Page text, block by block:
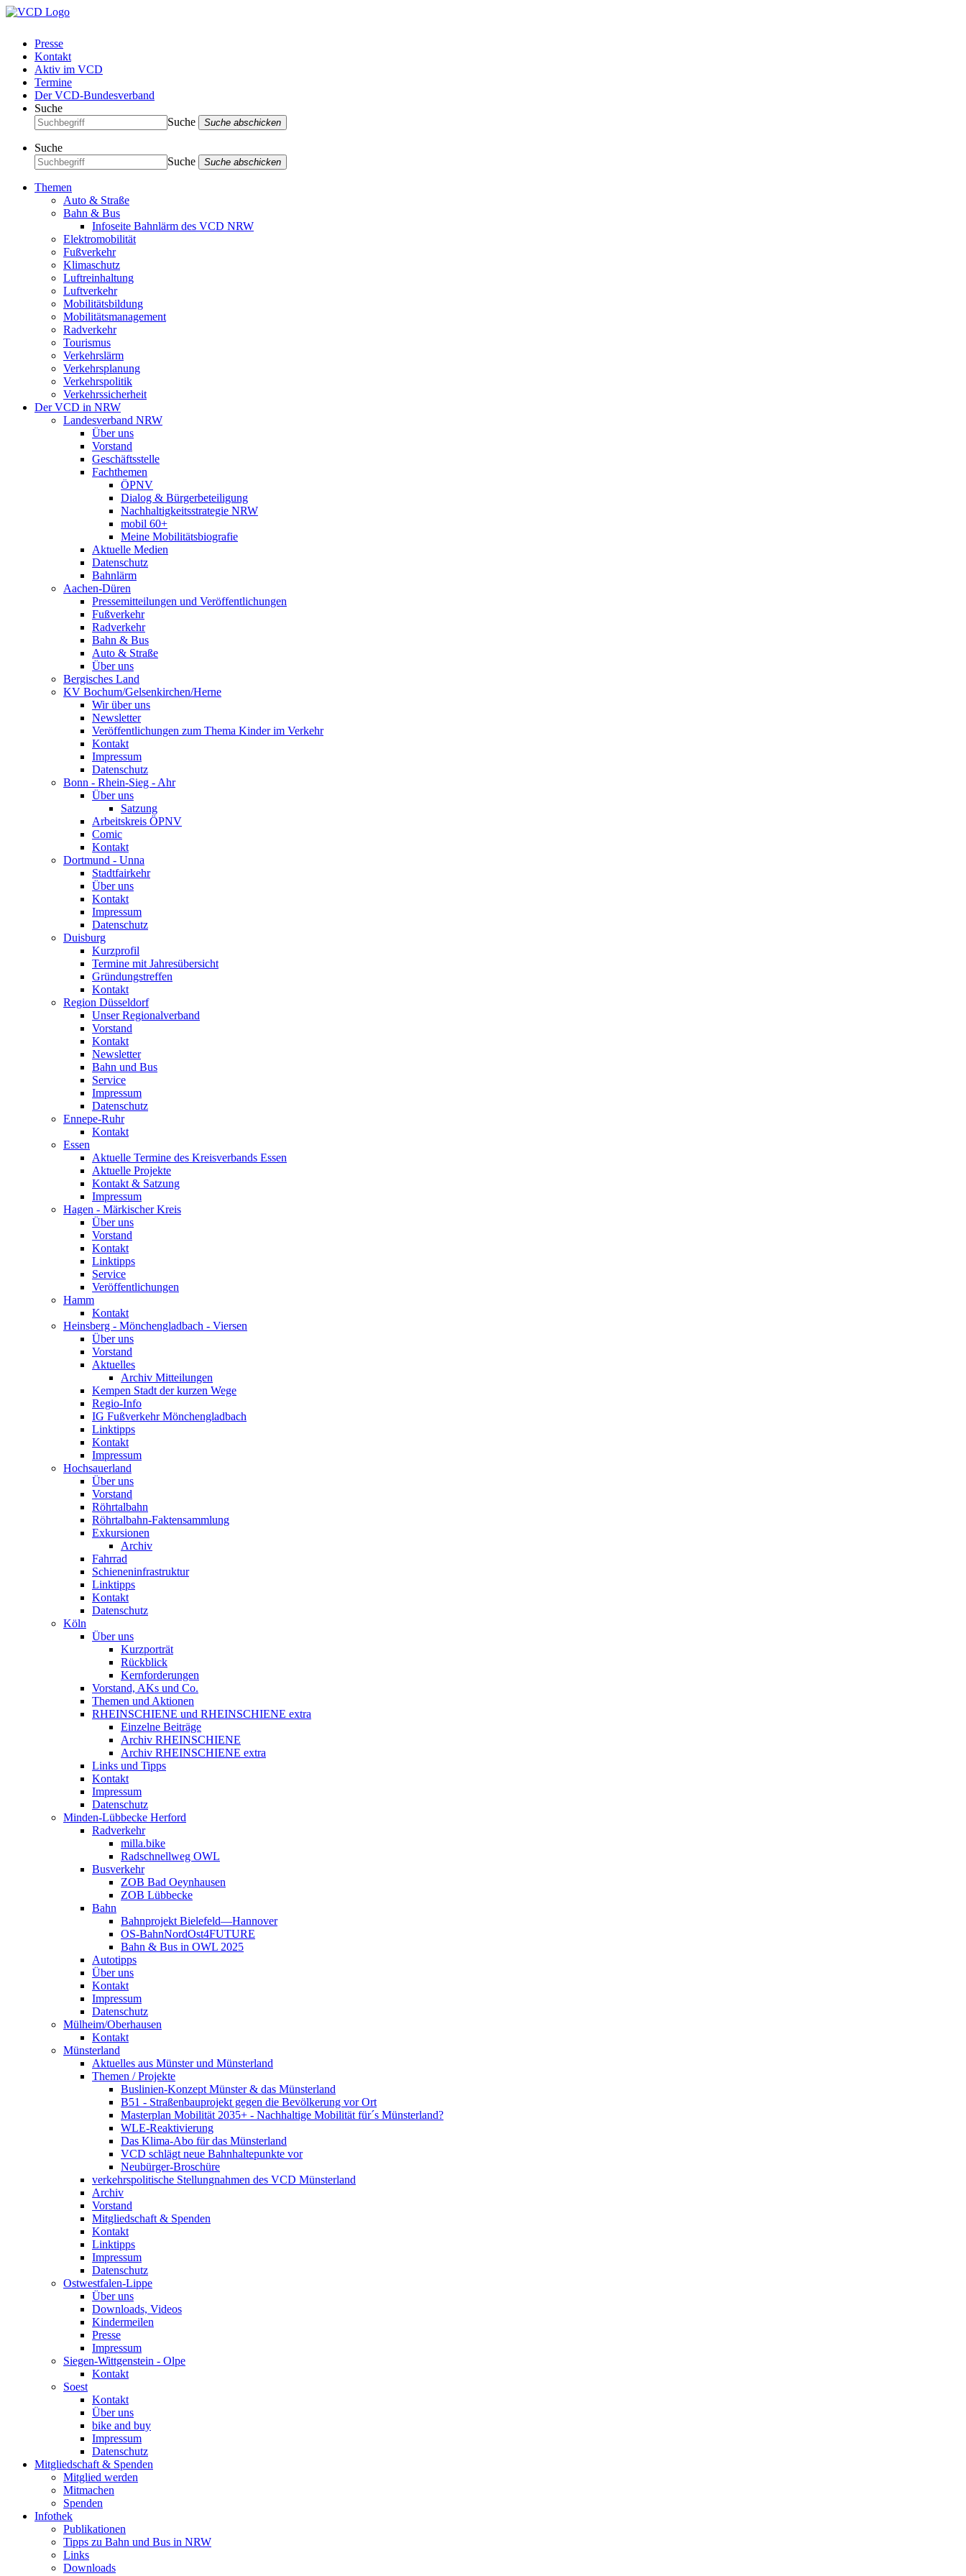
Presse
Kontakt
Aktiv im VCD
Termine
Der VCD-Bundesverband
Suche
Suche
Suche abschicken
Suche
Suche
Suche abschicken
Themen
Auto & Straße
Bahn & Bus
Infoseite Bahnlärm des VCD NRW
Elektromobilität
Fußverkehr
Klimaschutz
Luftreinhaltung
Luftverkehr
Mobilitätsbildung
Mobilitätsmanagement
Radverkehr
Tourismus
Verkehrslärm
Verkehrsplanung
Verkehrspolitik
Verkehrssicherheit
Der VCD in NRW
Landesverband NRW
Über uns
Vorstand
Geschäftsstelle
Fachthemen
ÖPNV
Dialog & Bürgerbeteiligung
Nachhaltigkeitsstrategie NRW
mobil 60+
Meine Mobilitätsbiografie
Aktuelle Medien
Datenschutz
Bahnlärm
Aachen-Düren
Pressemitteilungen und Veröffentlichungen
Fußverkehr
Radverkehr
Bahn & Bus
Auto & Straße
Über uns
Bergisches Land
KV Bochum/Gelsenkirchen/Herne
Wir über uns
Newsletter
Veröffentlichungen zum Thema Kinder im Verkehr
Kontakt
Impressum
Datenschutz
Bonn - Rhein-Sieg - Ahr
Über uns
Satzung
Arbeitskreis ÖPNV
Comic
Kontakt
Dortmund - Unna
Stadtfairkehr
Über uns
Kontakt
Impressum
Datenschutz
Duisburg
Kurzprofil
Termine mit Jahresübersicht
Gründungstreffen
Kontakt
Region Düsseldorf
Unser Regionalverband
Vorstand
Kontakt
Newsletter
Bahn und Bus
Service
Impressum
Datenschutz
Ennepe-Ruhr
Kontakt
Essen
Aktuelle Termine des Kreisverbands Essen
Aktuelle Projekte
Kontakt & Satzung
Impressum
Hagen - Märkischer Kreis
Über uns
Vorstand
Kontakt
Linktipps
Service
Veröffentlichungen
Hamm
Kontakt
Heinsberg - Mönchengladbach - Viersen
Über uns
Vorstand
Aktuelles
Archiv Mitteilungen
Kempen Stadt der kurzen Wege
Regio-Info
IG Fußverkehr Mönchengladbach
Linktipps
Kontakt
Impressum
Hochsauerland
Über uns
Vorstand
Röhrtalbahn
Röhrtalbahn-Faktensammlung
Exkursionen
Archiv
Fahrrad
Schieneninfrastruktur
Linktipps
Kontakt
Datenschutz
Köln
Über uns
Kurzporträt
Rückblick
Kernforderungen
Vorstand, AKs und Co.
Themen und Aktionen
RHEINSCHIENE und RHEINSCHIENE extra
Einzelne Beiträge
Archiv RHEINSCHIENE
Archiv RHEINSCHIENE extra
Links und Tipps
Kontakt
Impressum
Datenschutz
Minden-Lübbecke Herford
Radverkehr
milla.bike
Radschnellweg OWL
Busverkehr
ZOB Bad Oeynhausen
ZOB Lübbecke
Bahn
Bahnprojekt Bielefeld—Hannover
OS-BahnNordOst4FUTURE
Bahn & Bus in OWL 2025
Autotipps
Über uns
Kontakt
Impressum
Datenschutz
Mülheim/Oberhausen
Kontakt
Münsterland
Aktuelles aus Münster und Münsterland
Themen / Projekte
Buslinien-Konzept Münster & das Münsterland
B51 - Straßenbauprojekt gegen die Bevölkerung vor Ort
Masterplan Mobilität 2035+ - Nachhaltige Mobilität für´s Münsterland?
WLE-Reaktivierung
Das Klima-Abo für das Münsterland
VCD schlägt neue Bahnhaltepunkte vor
Neubürger-Broschüre
verkehrspolitische Stellungnahmen des VCD Münsterland
Archiv
Vorstand
Mitgliedschaft & Spenden
Kontakt
Linktipps
Impressum
Datenschutz
Ostwestfalen-Lippe
Über uns
Downloads, Videos
Kindermeilen
Presse
Impressum
Siegen-Wittgenstein - Olpe
Kontakt
Soest
Kontakt
Über uns
bike and buy
Impressum
Datenschutz
Mitgliedschaft & Spenden
Mitglied werden
Mitmachen
Spenden
Infothek
Publikationen
Tipps zu Bahn und Bus in NRW
Links
Downloads